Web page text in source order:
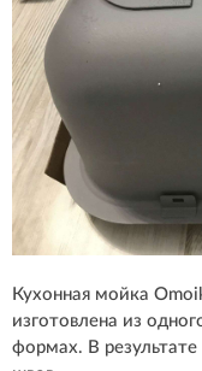
Кухонная мойка
изготовлена из
формах. В результате